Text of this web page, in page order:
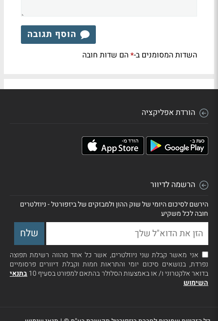
הוסף תגובה
השדות המסומנים ב-*הם שדות חובה
הורדת אפליקציה
הרשמה לדיוור
הירשם לסיכום היומי של שוק ההון ולמבזקים של ביזפורטל - ניוזלטרים
חובה לכל משקיע
אני מאשר קבלת שני ניוזלטרים, אשר כל אחד מהווה רשימת תפוצה
נפרדת, בנושאים סיכום יומי והתראות חמות וקבלת דיוורים פרסומיים
בדואר אלקטרוני ו/ או באמצעות הסלולר בהתאם למפורט בסעיף 10
בתנאי
השימוש